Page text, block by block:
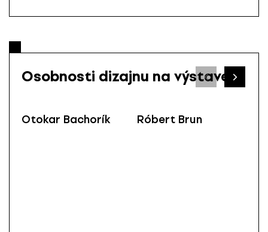
Osobnosti dizajnu na výstave
Otokar Bachorík Róbert Brun